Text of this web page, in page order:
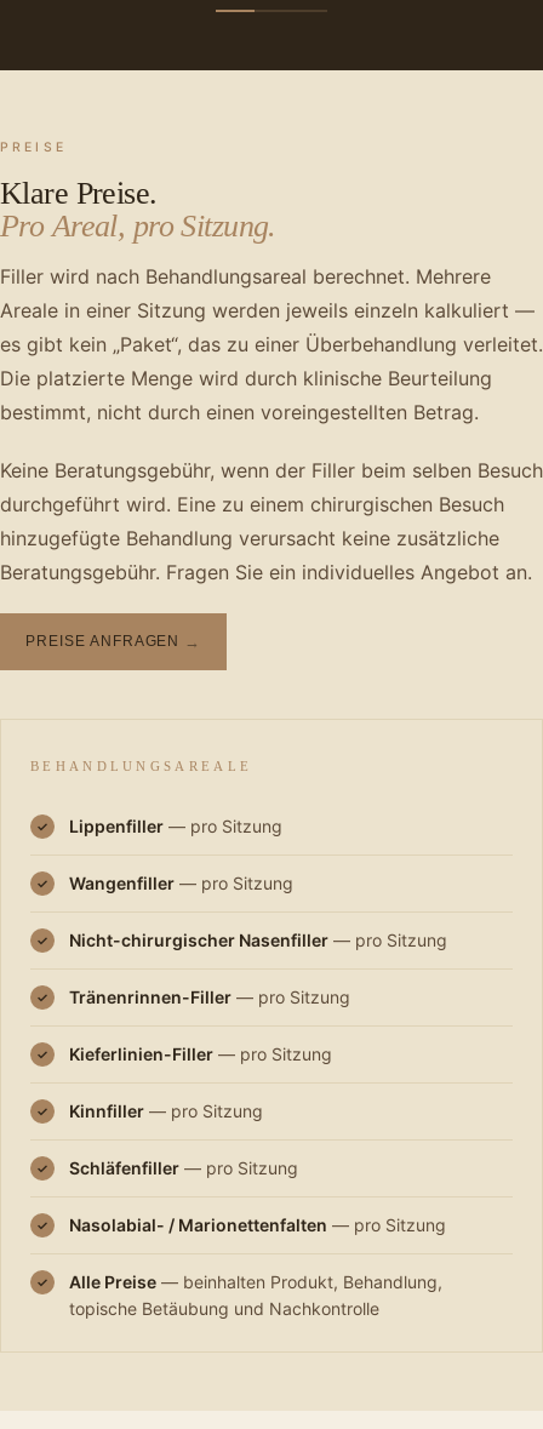
PREISE
Klare Preise.
Pro Areal, pro Sitzung.
Filler wird nach Behandlungsareal berechnet. Mehrere
Areale in einer Sitzung werden jeweils einzeln kalkuliert —
es gibt kein „Paket“, das zu einer Überbehandlung verleitet.
Die platzierte Menge wird durch klinische Beurteilung
bestimmt, nicht durch einen voreingestellten Betrag.
Keine Beratungsgebühr, wenn der Filler beim selben Besuch
durchgeführt wird. Eine zu einem chirurgischen Besuch
hinzugefügte Behandlung verursacht keine zusätzliche
Beratungsgebühr. Fragen Sie ein individuelles Angebot an.
PREISE ANFRAGEN →
BEHANDLUNGSAREALE
✓ Lippenfiller — pro Sitzung
✓ Wangenfiller — pro Sitzung
✓ Nicht-chirurgischer Nasenfiller — pro Sitzung
✓ Tränenrinnen-Filler — pro Sitzung
✓ Kieferlinien-Filler — pro Sitzung
✓ Kinnfiller — pro Sitzung
✓ Schläfenfiller — pro Sitzung
✓ Nasolabial- / Marionettenfalten — pro Sitzung
✓ Alle Preise — beinhalten Produkt, Behandlung,
topische Betäubung und Nachkontrolle